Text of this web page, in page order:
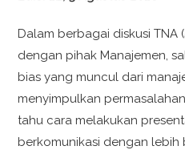
Dalam berbagai diskusi TNA (
dengan pihak Manajemen,
bias yang muncul dari
menyimpulkan
tahu cara melakukan
berkomunikasi dengan